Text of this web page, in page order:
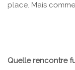
place. Mais
Quelle rencontre